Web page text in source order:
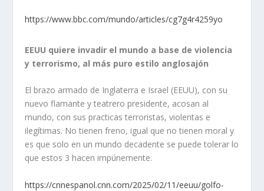
https://www.bbc.com/mundo/articles/cg7g4r4259yo
EEUU quiere invadir el mundo a base de violencia
y terrorismo, al más puro estilo anglosajón
El brazo armado de Inglaterra e Israel (EEUU), con su
nuevo flamante y teatrero presidente, acosan al
mundo, con sus practicas terroristas, violentas e
ilegítimas. No tienen freno, igual que no tienen moral y
es que solo en un mundo decadente se puede tolerar lo
que estos 3 hacen impúnemente.
https://cnnespanol.cnn.com/2025/02/11/eeuu/golfo-